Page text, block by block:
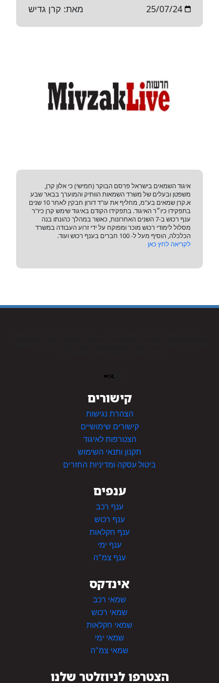
25/07/24 מאת: קרן גדיש
איגוד השמאים בישראל פרסם הבוקר (חמישי) כי אלון קרן,
משפטן ובעלים של משרד השמאות הוותיק והמוערך בבאר שבע
א.קרן שמאים בע"מ, מחליף את עו"ד דורון חבקין לאחר 10 שנים
בתפקידו כיו״ר האיגוד. בתפקידו הקודם באיגוד שימש קרן כיו"ר
ענף רכוש ב-7 השנים האחרונות, כאשר במהלך כהונתו בנה
מסלול לימודי רכוש מוכר ומפוקח על ידי זרוע העבודה במשרד
הכלכלה, הוסיף מעל ל- 100 חברים בענף רכוש ועוד.
לקריאה לחץ כאן
קישורים
הצהרת נגישות
קישורים שימושיים
הצטרפות לאיגוד
תקנון ותנאי השימוש
ביטול עסקה ומדיניות החזרים
ענפים
ענף רכב
ענף רכוש
ענף חקלאות
ענף ימי
ענף צמ"ה
אינדקס
שמאי רכב
שמאי רכוש
שמאי חקלאות
שמאי ימי
שמאי צמ"ה
הצטרפו לניוזלטר שלנו